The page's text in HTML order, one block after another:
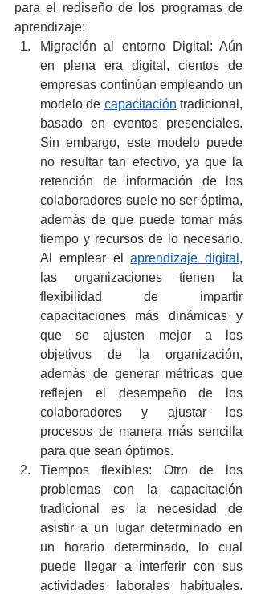
para el rediseño de los programas de
aprendizaje:
Migración al entorno Digital: Aún
en plena era digital, cientos de
empresas continúan empleando un
modelo de capacitación tradicional,
basado en eventos presenciales.
Sin embargo, este modelo puede
no resultar tan efectivo, ya que la
retención de información de los
colaboradores suele no ser óptima,
además de que puede tomar más
tiempo y recursos de lo necesario.
Al emplear el aprendizaje digital ,
las organizaciones tienen la
flexibilidad de impartir
capacitaciones más dinámicas y
que se ajusten mejor a los
objetivos de la organización,
además de generar métricas que
reflejen el desempeño de los
colaboradores y ajustar los
procesos de manera más sencilla
para que sean óptimos.
Tiempos flexibles: Otro de los
problemas con la capacitación
tradicional es la necesidad de
asistir a un lugar determinado en
un horario determinado, lo cual
puede llegar a interferir con sus
actividades laborales habituales.